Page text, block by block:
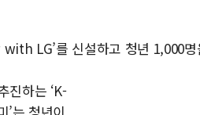
LG’를 신설하고 청년 1,000
진하는 ‘K-